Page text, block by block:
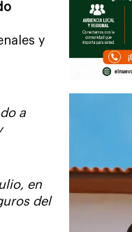
y
a
en
del